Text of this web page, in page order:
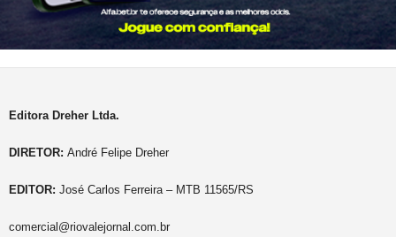
Editora Dreher Ltda.
DIRETOR: André Felipe Dreher
EDITOR: José Carlos Ferreira – MTB 11565/RS
comercial@riovalejornal.com.br